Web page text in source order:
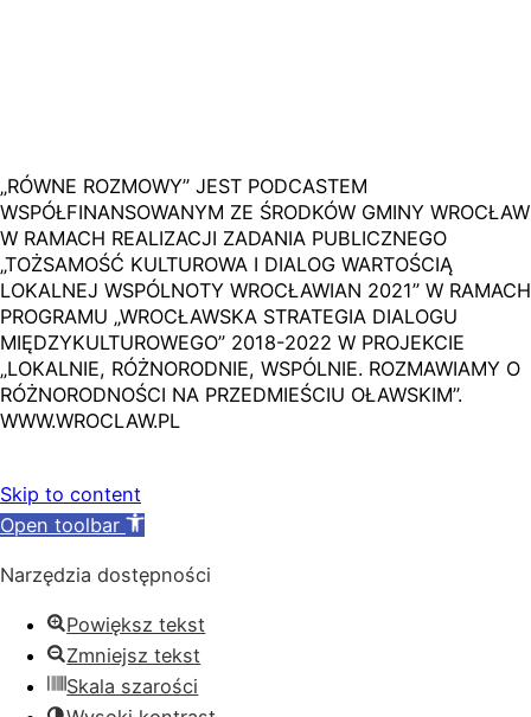
„RÓWNE ROZMOWY” JEST PODCASTEM
WSPÓŁFINANSOWANYM ZE ŚRODKÓW GMINY WROCŁAW
W RAMACH REALIZACJI ZADANIA PUBLICZNEGO
„TOŻSAMOŚĆ KULTUROWA I DIALOG WARTOŚCIĄ
LOKALNEJ WSPÓLNOTY WROCŁAWIAN 2021” W RAMACH
PROGRAMU „WROCŁAWSKA STRATEGIA DIALOGU
MIĘDZYKULTUROWEGO” 2018-2022 W PROJEKCIE
„LOKALNIE, RÓŻNORODNIE, WSPÓLNIE. ROZMAWIAMY O
RÓŻNORODNOŚCI NA PRZEDMIEŚCIU OŁAWSKIM”.
WWW.WROCLAW.PL
Skip to content
Open toolbar
Narzędzia dostępności
Powiększ tekst
Zmniejsz tekst
Skala szarości